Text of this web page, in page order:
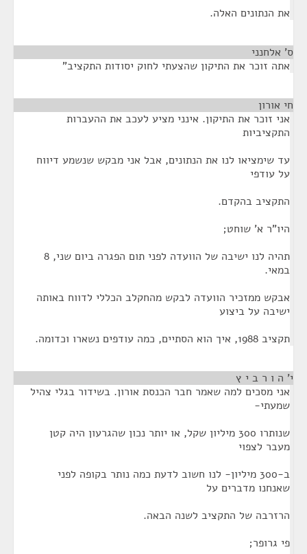
את הנתונים האלה.
ס' אלחנני
אתה זוכר את התיקון שהצעתי לחוק יסודות התקציב"
חי אורון
אני זוכר את התיקון. אינני מציע לעכב את ההעברות
התקציביות
עד שימציאו לנו את הנתונים, אבל אני מבקש שנשמע דיווח
על עודפי
התקציב בהקדם.
היו"ר א' שוחט;
תהיה לנו ישיבה של הוועדה לפני תום הפגרה ביום שני, 8
במאי.
אבקש ממזכיר הוועדה לבקש מהחקלב הכללי לדווח באותה
ישיבה על ביצוע
תקציב 1988, איך הוא הסתיים, כמה עודפים נשארו וכדומה.
י' ה ו ר ב י ץ
אני מסכים למה שאמר חבר הכנסת אורון. בשידור בגלי צהיל
שמעתי-
שנותרו 300 מיליון שקל, או יותר נכון שהגרעון היה קטן
מעבר לצפוי
ב-300 מיליון- לנו חשוב לדעת כמה נותר בקופה לפני
שאנחנו מדברים על
הרזרבה של התקציב לשנה הבאה.
פי גרופר;